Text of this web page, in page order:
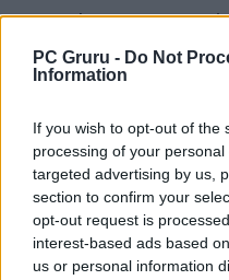
PC Gruru - Do Not
Information
If you wish to opt-out of the
processing of your
targeted advertising by us,
section to confirm your
opt-out request is
interest-based ads based
us or personal information
“Tools,
Quake
gone.”
“Yeah seems…
— George Broussard